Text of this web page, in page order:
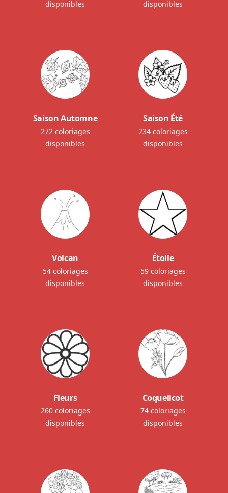
disponibles
disponibles
Saison Automne
272 coloriages
disponibles
Saison Été
234 coloriages
disponibles
Volcan
54 coloriages
disponibles
Étoile
59 coloriages
disponibles
Fleurs
260 coloriages
disponibles
Coquelicot
74 coloriages
disponibles